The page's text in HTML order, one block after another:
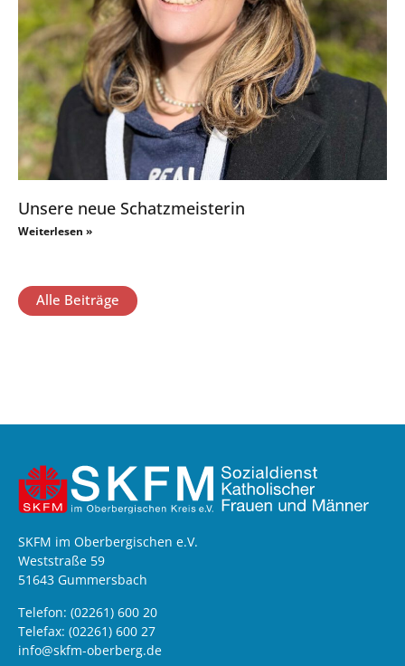
Unsere neue Schatzmeisterin
Weiterlesen »
Alle Beiträge
SKFM im Oberbergischen e.V.
Weststraße 59
51643 Gummersbach
Telefon: (02261) 600 20
Telefax: (02261) 600 27
info@skfm-oberberg.de